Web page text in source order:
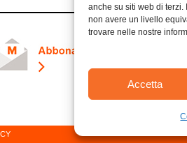
anche su siti web di
non avere un livello
trovare nelle nostre
Accetta